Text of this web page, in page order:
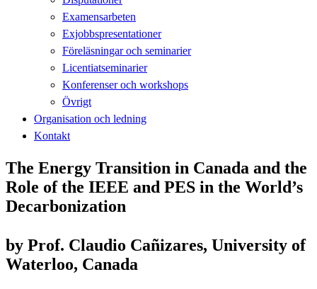
Examensarbeten
Exjobbspresentationer
Föreläsningar och seminarier
Licentiatseminarier
Konferenser och workshops
Övrigt
Organisation och ledning
Kontakt
The Energy Transition in Canada and the
Role of the IEEE and PES in the World’s
Decarbonization
by Prof. Claudio Cañizares, University of
Waterloo, Canada